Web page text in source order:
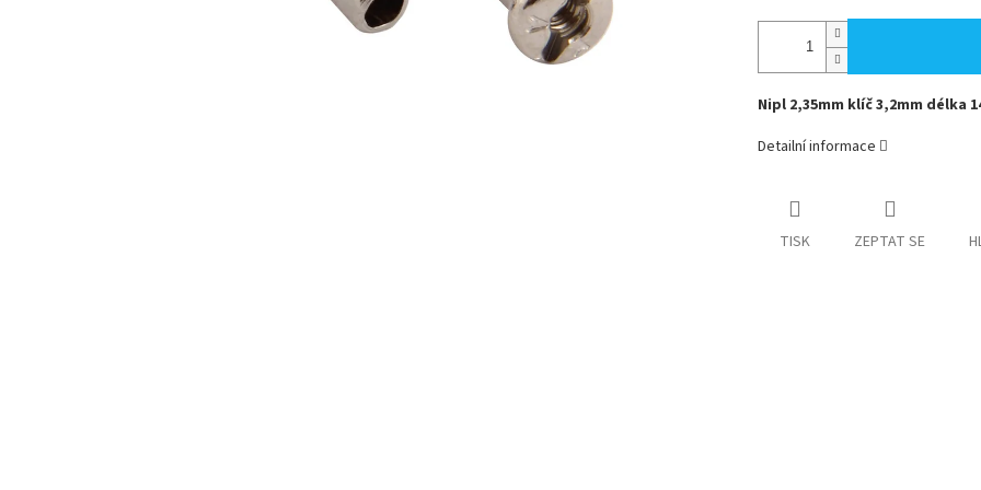
Nipl 2,35mm klíč 3,2mm délka
Detailní informace
TISK ZEPTAT SE